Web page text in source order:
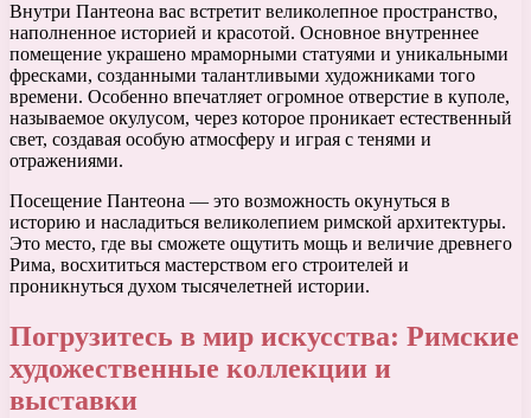
Внутри Пантеона вас встретит великолепное пространство,
наполненное историей и красотой. Основное внутреннее
помещение украшено мраморными статуями и уникальными
фресками, созданными талантливыми художниками того
времени. Особенно впечатляет огромное отверстие в куполе,
называемое окулусом, через которое проникает естественный
свет, создавая особую атмосферу и играя с тенями и
отражениями.
Посещение Пантеона — это возможность окунуться в
историю и насладиться великолепием римской архитектуры.
Это место, где вы сможете ощутить мощь и величие древнего
Рима, восхититься мастерством его строителей и
проникнуться духом тысячелетней истории.
Погрузитесь в мир искусства: Римские
художественные коллекции и
выставки